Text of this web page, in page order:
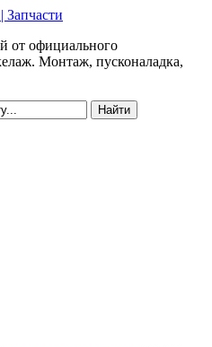
от официального
Монтаж, пусконаладка,